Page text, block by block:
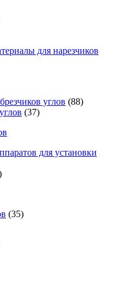
для нарезчиков
углов (88)
(37)
для установки
(35)